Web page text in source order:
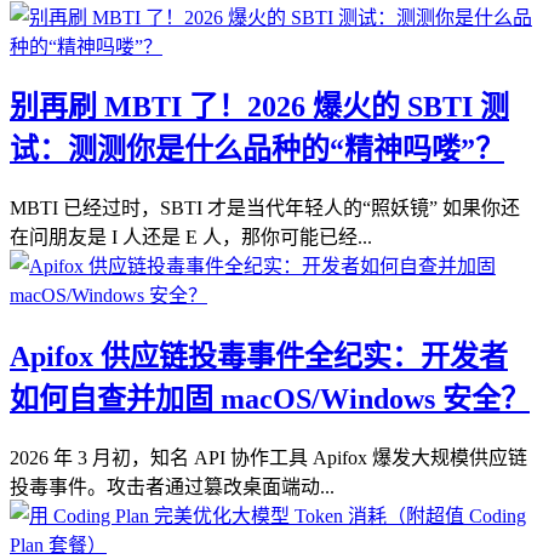
别再刷 MBTI 了！2026 爆火的 SBTI 测
试：测测你是什么品种的“精神吗喽”？
MBTI 已经过时，SBTI 才是当代年轻人的“照妖镜” 如果你还
在问朋友是 I 人还是 E 人，那你可能已经...
Apifox 供应链投毒事件全纪实：开发者
如何自查并加固 macOS/Windows 安全？
2026 年 3 月初，知名 API 协作工具 Apifox 爆发大规模供应链
投毒事件。攻击者通过篡改桌面端动...